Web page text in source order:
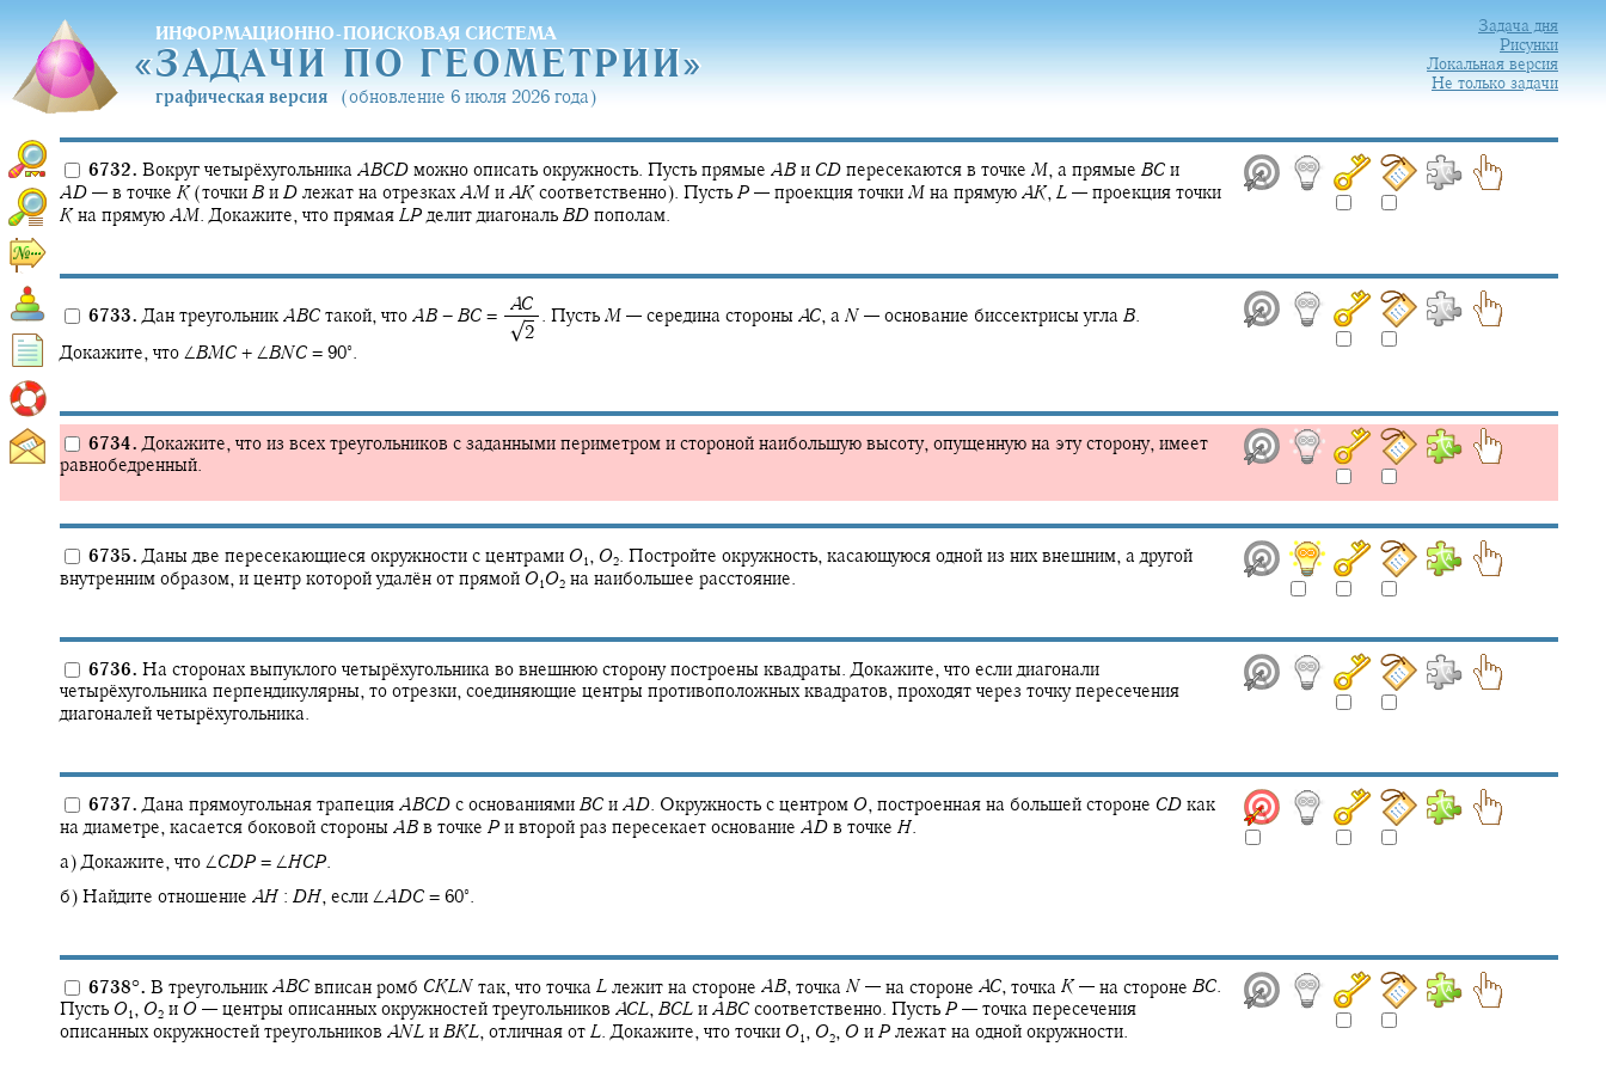
ИНФОРМАЦИОННО-ПОИСКОВАЯ СИСТЕМА
«ЗАДАЧИ ПО ГЕОМЕТРИИ»
«ЗАДАЧИ ПО ГЕОМЕТРИИ»
графическая версия (обновление 6 июля 2026 года)
Задача дня
Рисунки
Локальная версия
Не только задачи
6732. Вокруг четырёхугольника ABCD можно описать окружность. Пусть прямые AB и CD пересекаются в точке M, а прямые BC и
AD — в точке K(точки B и D лежат на отрезках AM и AKсоответственно). Пусть P — проекция точки M на прямую AK, L — проекция точки
Kна прямую AM. Докажите, что прямая LPделит диагональ BD пополам.
6733. Дан треугольник ABC такой, что AB − BC = ‍
AC
√2
. Пусть M — середина стороны AC, а N — основание биссектрисы угла B.
Докажите, что ∠BMC + ∠BNC = 90‍∘ .
6734. Докажите, что из всех треугольников с заданными периметром и стороной наибольшую высоту, опущенную на эту сторону, имеет
равнобедренный.
6735. Даны две пересекающиеся окружности с центрами O1 , O2. Постройте окружность, касающуюся одной из них внешним, а другой
внутренним образом, и центр которой удалён от прямой O1 O2 на наибольшее расстояние.
6736. На сторонах выпуклого четырёхугольника во внешнюю сторону построены квадраты. Докажите, что если диагонали
четырёхугольника перпендикулярны, то отрезки, соединяющие центры противоположных квадратов, проходят через точку пересечения
диагоналей четырёхугольника.
6737. Дана прямоугольная трапеция ABCD с основаниями BC и AD. Окружность с центром O, построенная на большей стороне CD как
на диаметре, касается боковой стороны AB в точке P и второй раз пересекает основание AD в точке H.
а) Докажите, что ∠CDP = ∠HCP.
б) Найдите отношение AH : DH, если ∠ADC = 60‍∘ .
6738°. В треугольник ABC вписан ромб CKLN так, что точка L лежит на стороне AB, точка N — на стороне AC, точка K — на стороне BC.
Пусть O1 , O2 и O — центры описанных окружностей треугольников ACL, BCL и ABC соответственно. Пусть P — точка пересечения
описанных окружностей треугольников ANL и BKL, отличная от L. Докажите, что точки O1 , O2, O и P лежат на одной окружности.